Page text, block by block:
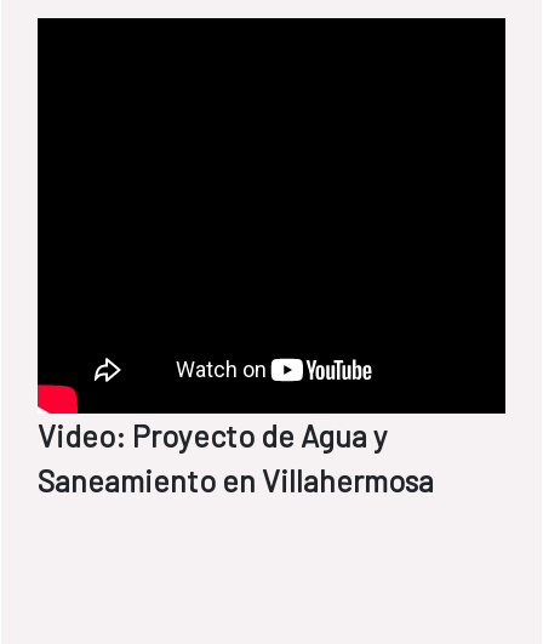
Video: Proyecto de Agua y
Saneamiento en Villahermosa